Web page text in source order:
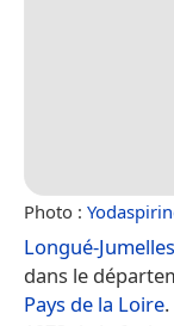
Photo :
Longué-Jumelles
dans le
Pays de la Loire